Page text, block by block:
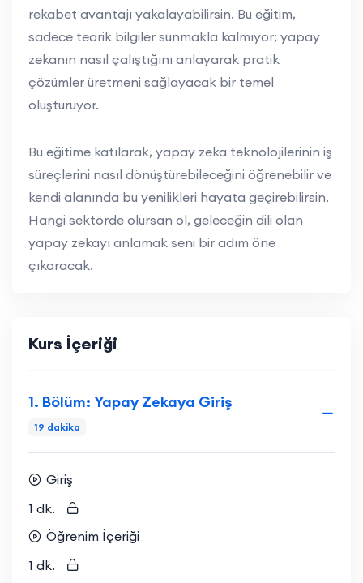
rekabet avantajı yakalayabilirsin. Bu eğitim,
sadece teorik bilgiler sunmakla kalmıyor; yapay
zekanın nasıl çalıştığını anlayarak pratik
çözümler üretmeni sağlayacak bir temel
oluşturuyor.
Bu eğitime katılarak, yapay zeka teknolojilerinin iş
süreçlerini nasıl dönüştürebileceğini öğrenebilir ve
kendi alanında bu yenilikleri hayata geçirebilirsin.
Hangi sektörde olursan ol, geleceğin dili olan
yapay zekayı anlamak seni bir adım öne
çıkaracak.
Kurs İçeriği
1. Bölüm: Yapay Zekaya Giriş
19 dakika
Giriş
1 dk.
Öğrenim İçeriği
1 dk.